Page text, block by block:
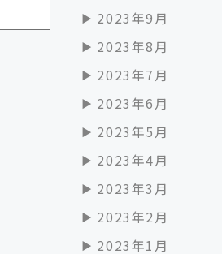
2023年9月
2023年8月
2023年7月
2023年6月
2023年5月
2023年4月
2023年3月
2023年2月
2023年1月